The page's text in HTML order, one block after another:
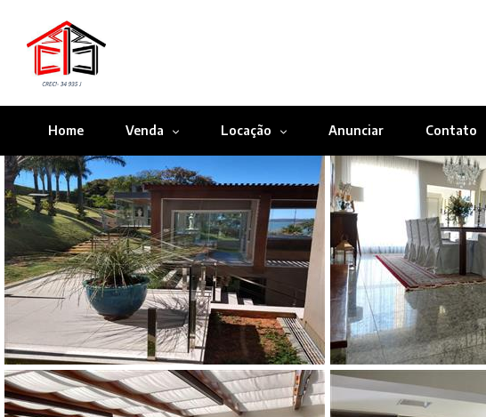
Home Venda Locação Anunciar Contato